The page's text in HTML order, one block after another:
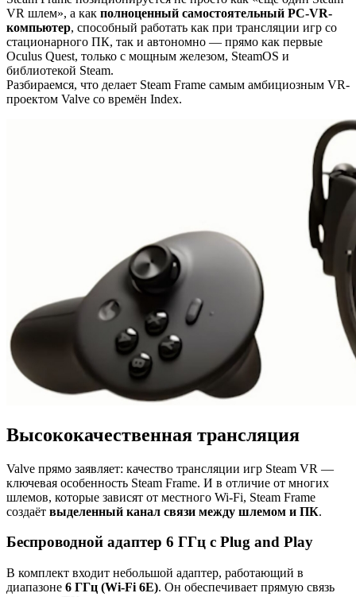
VR шлем», а как полноценный самостоятельный PC-VR-
компьютер, способный работать как при трансляции игр со
стационарного ПК, так и автономно — прямо как первые
Oculus Quest, только с мощным железом, SteamOS и
библиотекой Steam.
Разбираемся, что делает Steam Frame самым амбициозным VR-
проектом Valve со времён Index.
Высококачественная трансляция
Valve прямо заявляет: качество трансляции игр Steam VR —
ключевая особенность Steam Frame. И в отличие от многих
шлемов, которые зависят от местного Wi-Fi, Steam Frame
создаёт выделенный канал связи между шлемом и ПК.
Беспроводной адаптер 6 ГГц с Plug and Play
В комплект входит небольшой адаптер, работающий в
диапазоне 6 ГГц (Wi-Fi 6E). Он обеспечивает прямую связь